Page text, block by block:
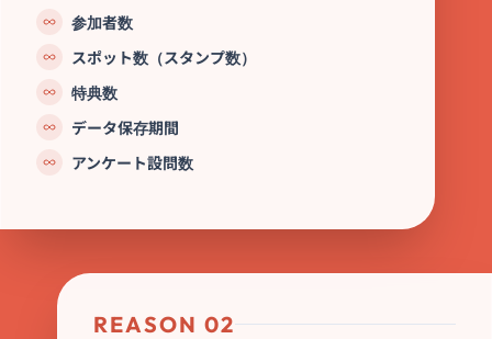
参加者数
スポット数（スタンプ数）
特典数
データ保存期間
アンケート設問数
REASON 02